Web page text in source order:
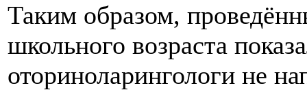
Таким образом,
школьного возраста
оториноларингологи не